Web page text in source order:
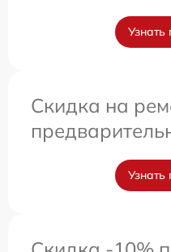
Узнать
Скидка на
Узнать